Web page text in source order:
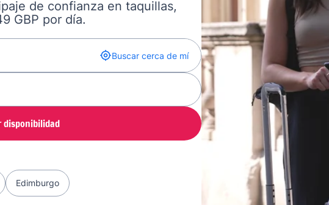
de confianza en taquillas,
GBP por día.
Buscar cerca de mí
disponibilidad
Edimburgo